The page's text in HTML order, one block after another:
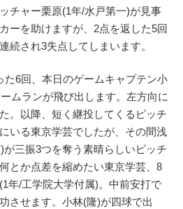
チャー栗原(1年/水戸第一)が見事
ーを助けますが、2点を返した5回
続され3失点してしまいます。
た6回、本日のゲームキャプテン小
ムランが飛び出します。左方向に
。以降、短く継投してくるピッチ
いる東京学芸でしたが、その間浅
三振3つを奪う素晴らしいピッチ
とか点差を縮めたい東京学芸、8
年/工学院大学付属)。中前安打で
させます。小林(隆)が四球で出